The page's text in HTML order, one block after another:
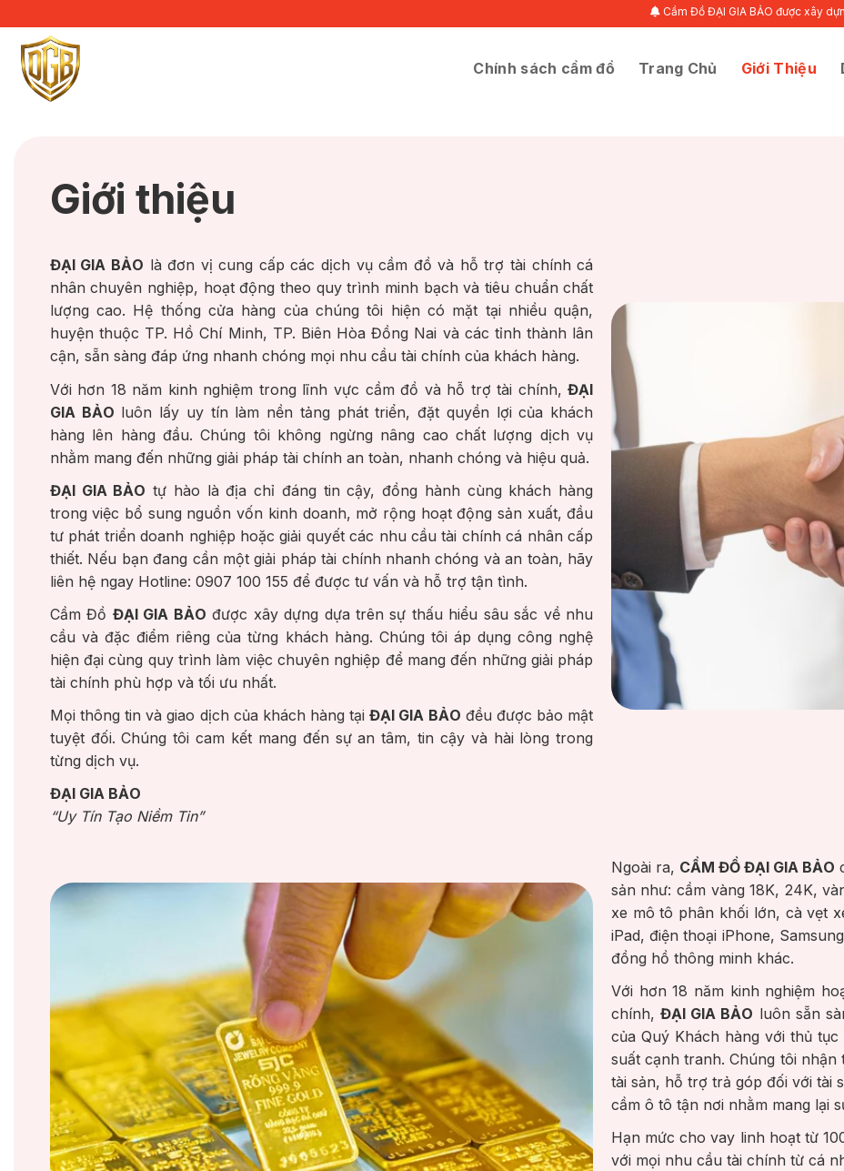
qua
dung
Cầm Đồ ĐẠI GIA BẢO được xây dựng dựa
Chính sách cầm đồ Trang Chủ Giới Thiệu
Giới thiệu
ĐẠI GIA BẢO là đơn vị cung cấp các dịch vụ cầm đồ và hỗ trợ tài chính cá
nhân chuyên nghiệp, hoạt động theo quy trình minh bạch và tiêu chuẩn chất
lượng cao. Hệ thống cửa hàng của chúng tôi hiện có mặt tại nhiều quận,
huyện thuộc TP. Hồ Chí Minh, TP. Biên Hòa Đồng Nai và các tỉnh thành lân
cận, sẵn sàng đáp ứng nhanh chóng mọi nhu cầu tài chính của khách hàng.
Với hơn 18 năm kinh nghiệm trong lĩnh vực cầm đồ và hỗ trợ tài chính,ĐẠI
GIA BẢO luôn lấy uy tín làm nền tảng phát triển, đặt quyền lợi của khách
hàng lên hàng đầu. Chúng tôi không ngừng nâng cao chất lượng dịch vụ
nhằm mang đến những giải pháp tài chính an toàn, nhanh chóng và hiệu quả.
ĐẠI GIA BẢO tự hào là địa chỉ đáng tin cậy, đồng hành cùng khách hàng
trong việc bổ sung nguồn vốn kinh doanh, mở rộng hoạt động sản xuất, đầu
tư phát triển doanh nghiệp hoặc giải quyết các nhu cầu tài chính cá nhân cấp
thiết. Nếu bạn đang cần một giải pháp tài chính nhanh chóng và an toàn, hãy
liên hệ ngay Hotline: 0907 100 155 để được tư vấn và hỗ trợ tận tình.
Cầm Đồ ĐẠI GIA BẢO được xây dựng dựa trên sự thấu hiểu sâu sắc về nhu
cầu và đặc điểm riêng của từng khách hàng. Chúng tôi áp dụng công nghệ
hiện đại cùng quy trình làm việc chuyên nghiệp để mang đến những giải pháp
tài chính phù hợp và tối ưu nhất.
Mọi thông tin và giao dịch của khách hàng tạiĐẠI GIA BẢO đều được bảo mật
tuyệt đối. Chúng tôi cam kết mang đến sự an tâm, tin cậy và hài lòng trong
từng dịch vụ.
ĐẠI GIA BẢO
“Uy Tín Tạo Niềm Tin”
Ngoài ra, CẦM ĐỒ ĐẠI GIA BẢO
sản như: cầm vàng 18K, 24K,
xe mô tô phân khối lớn, cà vẹt
iPad, điện thoại iPhone,
đồng hồ thông minh khác.
Với hơn 18 năm kinh nghiệm
chính,ĐẠI GIA BẢO luôn sẵn
của Quý Khách hàng với thủ
suất cạnh tranh. Chúng tôi
tài sản, hỗ trợ trả góp đối với tài
cầm ô tô tận nơi nhằm mang lại
Hạn mức cho vay linh hoạt từ
với mọi nhu cầu tài chính từ cá